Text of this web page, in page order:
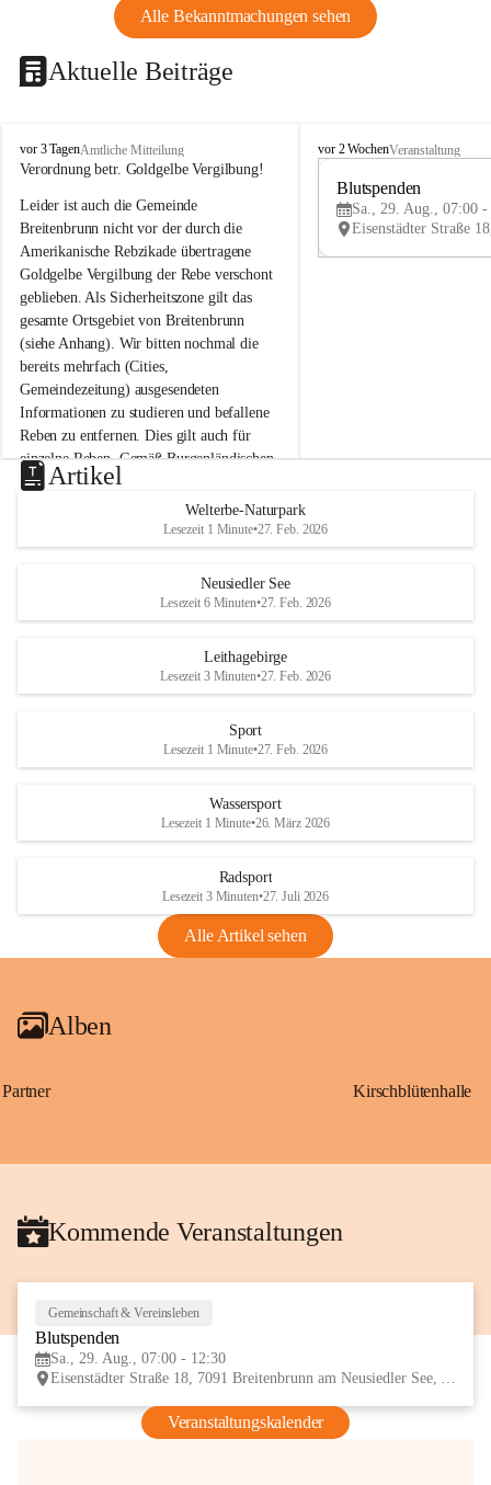
Alle Bekanntmachungen sehen
Aktuelle Beiträge
B
r
i
t
e
n
b
r
u
n
n
a
m
N
e
u
s
d
S
vor 3 TagenAmtliche Mitteilung
Verordnung betr. Goldgelbe Vergilbung!
Leider ist auch die Gemeinde
Breitenbrunn nicht vor der durch die
Amerikanische Rebzikade übertragene
Goldgelbe Vergilbung der Rebe verschont
geblieben. Als Sicherheitszone gilt das
gesamte Ortsgebiet von Breitenbrunn
(siehe Anhang). Wir bitten nochmal die
bereits mehrfach (Cities,
Gemeindezeitung) ausgesendeten
Informationen zu studieren und befallene
Reben zu entfernen. Dies gilt auch für
einzelne Reben. Gemäß Burgenländischen
Weinbaugesetz sind nicht gepflegte oder
unzulässige Weingärten zu roden! Bitte
helfen wir zusammen um unsere Winzer
vor den prognostizierten Ernteausfällen
und den daraus folgenden wirtschaftlichen
Maßnahmen zur Bekämpfung
Rebe und der Amerikanischen
Anhang VBl. EU Nr. 18
1 Seite•1,4 MB
VBl. EU Nr. 18_2026
B
e
u
e
d
r
S
vor 2 WochenVeranstaltung
Blutspenden
Sa., 29. Aug., 07:00 -
Artikel
Welterbe-Naturpark
Lesezeit 1 Minute•27. Feb. 2026
Neusiedler See
Lesezeit 6 Minuten•27. Feb. 2026
Leithagebirge
Lesezeit 3 Minuten•27. Feb. 2026
Sport
Lesezeit 1 Minute•27. Feb. 2026
Wassersport
Lesezeit 1 Minute•26. März 2026
Radsport
Lesezeit 3 Minuten•27. Juli 2026
Alle Artikel sehen
Alben
Partner Kirschblütenhalle
Kommende Veranstaltungen
Gemeinschaft & Vereinsleben
Blutspenden
Sa., 29. Aug., 07:00 - 12:30
Eisenstädter Straße 18, 7091 Breitenbrunn am Neusiedler See, AUT
Veranstaltungskalender